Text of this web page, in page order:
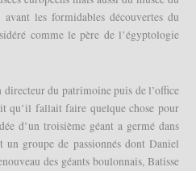
les formidables découvertes du
comme le père de l’égyptologie
directeur du patrimoine puis de l’office
qu’il fallait faire quelque chose pour
d’un troisième géant a germé dans
groupe de passionnés dont Daniel
des géants boulonnais, Batisse